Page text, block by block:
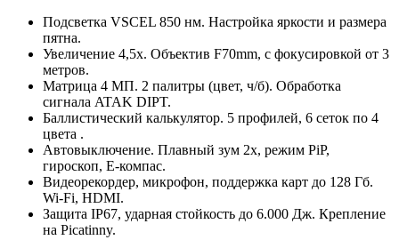
Подсветка VSCEL 850 нм. Настройка яркости и размера
пятна.
Увеличение 4,5x. Объектив F70mm, с фокусировкой от 3
метров.
Матрица 4 МП. 2 палитры (цвет, ч/б). Обработка
сигнала ATAK DIPT.
Баллистический калькулятор. 5 профилей, 6 сеток по 4
цвета .
Автовыключение. Плавный зум 2x, режим PiP,
гироскоп, E-компас.
Видеорекордер, микрофон, поддержка карт до 128 Гб.
Wi-Fi, HDMI.
Защита IP67, ударная стойкость до 6.000 Дж. Крепление
на Picatinny.